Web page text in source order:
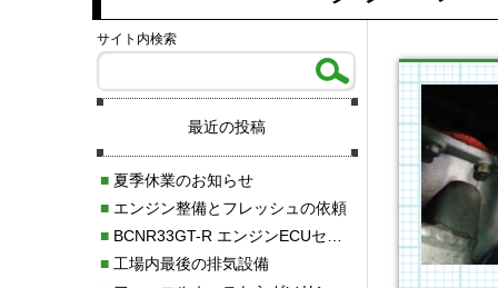
サイト内検索
最近の投稿
■夏季休業のお知らせ
■エンジン整備とフレッシュの依頼
■BCNR33GT-R エンジンECUセッティング調整
■工場内最後の排気設備